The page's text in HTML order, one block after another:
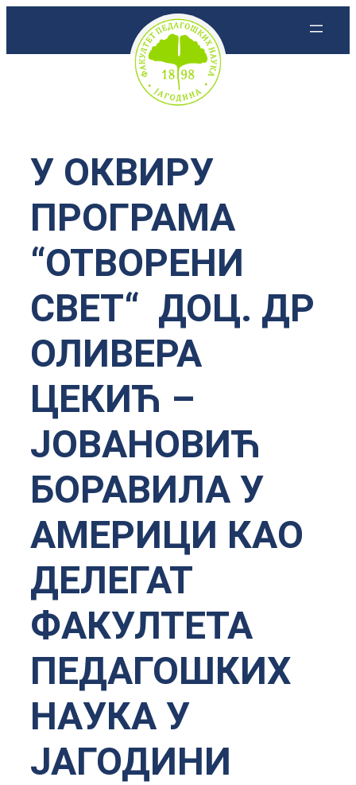
У ОКВИРУ
ПРОГРАМА
“ОТВОРЕНИ
СВЕТ“ ДОЦ. ДР
ОЛИВЕРА
ЦЕКИЋ –
ЈОВАНОВИЋ
БОРАВИЛА У
АМЕРИЦИ КАО
ДЕЛЕГАТ
ФАКУЛТЕТА
ПЕДАГОШКИХ
НАУКА У
ЈАГОДИНИ